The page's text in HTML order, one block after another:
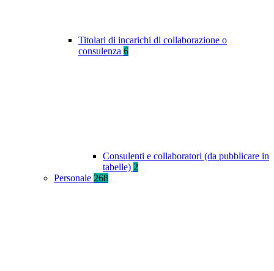
Titolari di incarichi di collaborazione o
consulenza 6
Consulenti e collaboratori (da pubblicare in
tabelle) 2
Personale 268